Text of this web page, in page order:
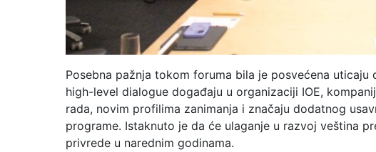
Posebna pažnja tokom foruma bila je posvećena
high-level dialogue događaju u organizaciji IOE,
rada, novim profilima zanimanja i značaju dodatnog
programe. Istaknuto je da će ulaganje u razvoj veština
privrede u narednim godinama.